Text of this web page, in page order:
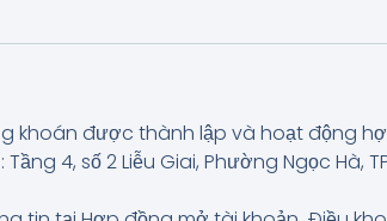
khoán được thành lập và hoạt động
4, số 2 Liễu Giai, Phường Ngọc Hà,